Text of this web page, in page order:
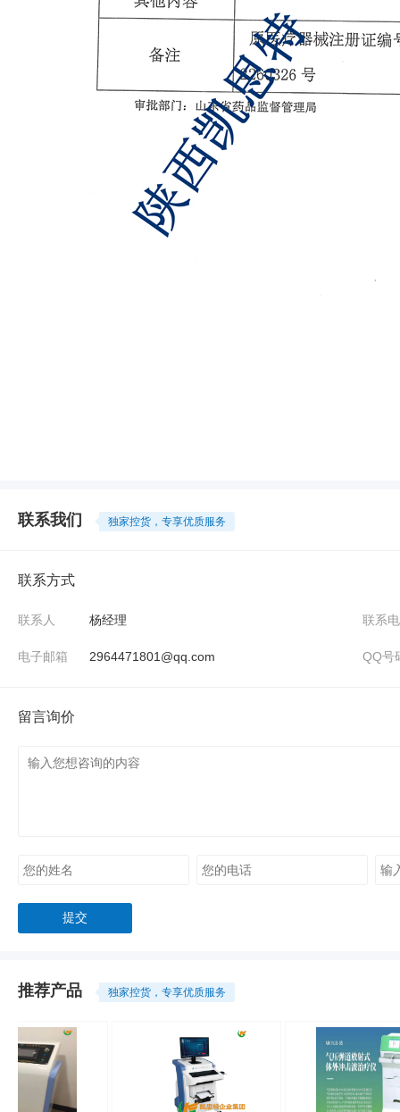
联系我们 独家控货，专享优质服务
联系方式
联系人 杨经理 联系
电子邮箱 2964471801@qq.com QQ号
留言询价
推荐产品 独家控货，专享优质服务